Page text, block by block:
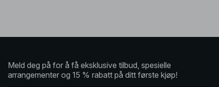
Meld deg på for å få eksklusive tilbud, spesielle
arrangementer og 15 % rabatt på ditt første kjøp!